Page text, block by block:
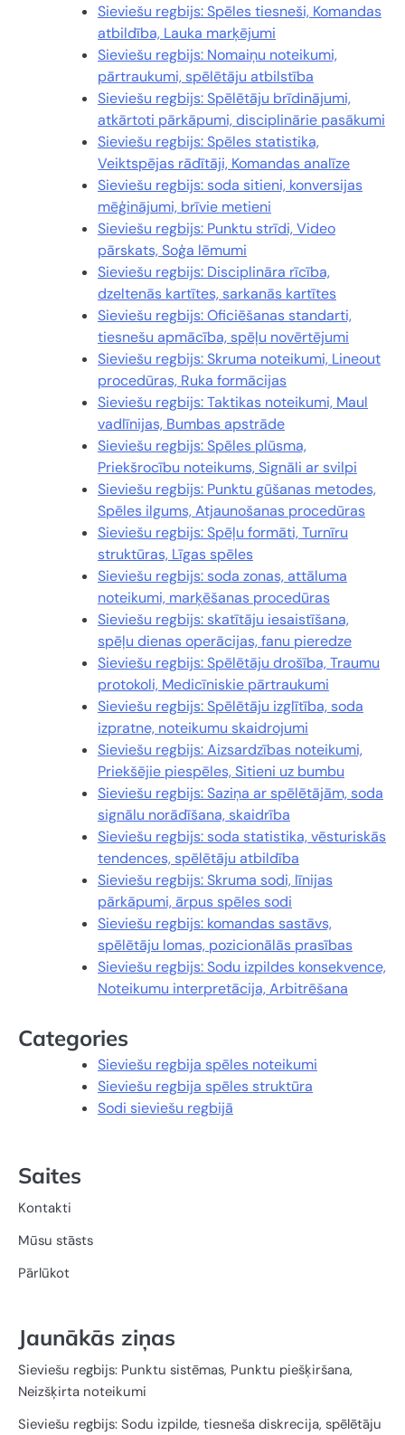
Sieviešu regbijs: Spēles tiesneši, Komandas
atbildība, Lauka marķējumi
Sieviešu regbijs: Nomaiņu noteikumi,
pārtraukumi, spēlētāju atbilstība
Sieviešu regbijs: Spēlētāju brīdinājumi,
atkārtoti pārkāpumi, disciplinārie pasākumi
Sieviešu regbijs: Spēles statistika,
Veiktspējas rādītāji, Komandas analīze
Sieviešu regbijs: soda sitieni, konversijas
mēģinājumi, brīvie metieni
Sieviešu regbijs: Punktu strīdi, Video
pārskats, Soģa lēmumi
Sieviešu regbijs: Disciplināra rīcība,
dzeltenās kartītes, sarkanās kartītes
Sieviešu regbijs: Oficiēšanas standarti,
tiesnešu apmācība, spēļu novērtējumi
Sieviešu regbijs: Skruma noteikumi, Lineout
procedūras, Ruka formācijas
Sieviešu regbijs: Taktikas noteikumi, Maul
vadlīnijas, Bumbas apstrāde
Sieviešu regbijs: Spēles plūsma,
Priekšrocību noteikums, Signāli ar svilpi
Sieviešu regbijs: Punktu gūšanas metodes,
Spēles ilgums, Atjaunošanas procedūras
Sieviešu regbijs: Spēļu formāti, Turnīru
struktūras, Līgas spēles
Sieviešu regbijs: soda zonas, attāluma
noteikumi, marķēšanas procedūras
Sieviešu regbijs: skatītāju iesaistīšana,
spēļu dienas operācijas, fanu pieredze
Sieviešu regbijs: Spēlētāju drošība, Traumu
protokoli, Medicīniskie pārtraukumi
Sieviešu regbijs: Spēlētāju izglītība, soda
izpratne, noteikumu skaidrojumi
Sieviešu regbijs: Aizsardzības noteikumi,
Priekšējie piespēles, Sitieni uz bumbu
Sieviešu regbijs: Saziņa ar spēlētājām, soda
signālu norādīšana, skaidrība
Sieviešu regbijs: soda statistika, vēsturiskās
tendences, spēlētāju atbildība
Sieviešu regbijs: Skruma sodi, līnijas
pārkāpumi, ārpus spēles sodi
Sieviešu regbijs: komandas sastāvs,
spēlētāju lomas, pozicionālās prasības
Sieviešu regbijs: Sodu izpildes konsekvence,
Noteikumu interpretācija, Arbitrēšana
Categories
Sieviešu regbija spēles noteikumi
Sieviešu regbija spēles struktūra
Sodi sieviešu regbijā
Saites
Kontakti
Mūsu stāsts
Pārlūkot
Jaunākās ziņas
Sieviešu regbijs: Punktu sistēmas, Punktu piešķiršana,
Neizšķirta noteikumi
Sieviešu regbijs: Sodu izpilde, tiesneša diskrecija, spēlētāju